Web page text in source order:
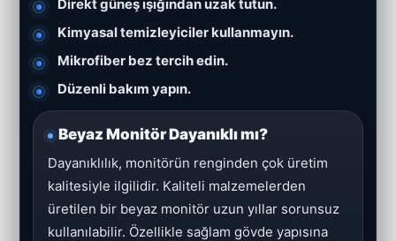
Direkt güneş ışığından uzak tutun.
Kimyasal temizleyiciler kullanmayın.
Mikrofiber bez tercih edin.
Düzenli bakım yapın.
Beyaz Monitör Dayanıklı mı?
Dayanıklılık, monitörün renginden çok üretim
kalitesiyle ilgilidir. Kaliteli malzemelerden
üretilen bir beyaz monitör uzun yıllar sorunsuz
kullanılabilir. Özellikle sağlam gövde yapısına